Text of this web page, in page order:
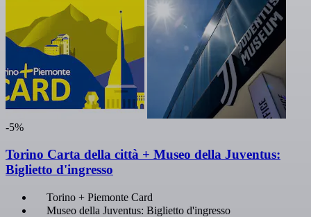
-5%
Torino Carta della città + Museo della Juventus:
Biglietto d'ingresso
Torino + Piemonte Card
Museo della Juventus: Biglietto d'ingresso